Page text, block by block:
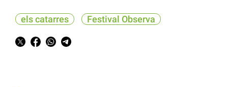
els catarres Festival Observa